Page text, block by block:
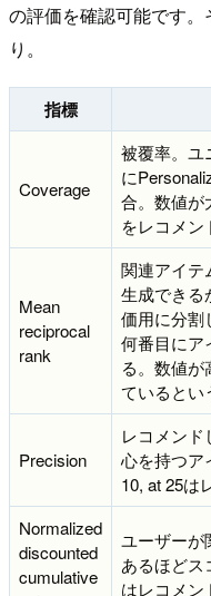
の評価を確認可能です
り。
指標
Coverage
被覆率。ユ
に
合。数値が
をレコメン
Mean
reciprocal
rank
関連アイテ
生成できる
価用に分割
何番目にア
る。数値
ているとい
Precision
レコメン
心を持つア
10, at 25は
Normalized
discounted
cumulative
ユーザーが
あるほどス
はレコメン